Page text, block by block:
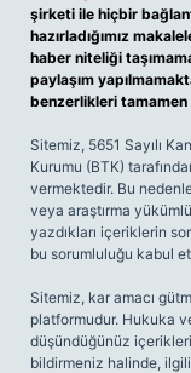
şirketi ile hiçbir
hazırladığımız
haber niteliği
paylaşım
benzerlikleri
Sitemiz, 5651 Sayılı
Kurumu (BTK)
vermektedir. Bu
veya araştırma
yazdıkları içeriklerin
bu sorumluluğu kabul
Sitemiz, kar amacı
platformudur. Hukuka
düşündüğünüz
bildirmeniz halinde,